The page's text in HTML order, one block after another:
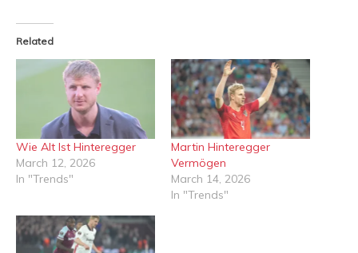
Related
Wie Alt Ist Hinteregger
March 12, 2026
In "Trends"
Martin Hinteregger
Vermögen
March 14, 2026
In "Trends"